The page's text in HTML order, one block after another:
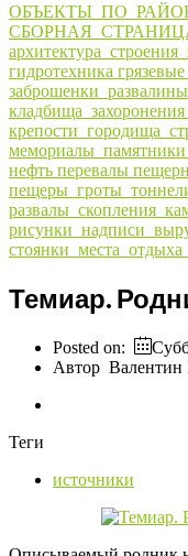
гидротехника
кладбища_захоронения
нефть перевалы
Темиар.
Posted on:
Автор
Теги
источники